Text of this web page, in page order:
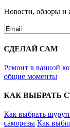
Новости, обзоры и
СДЕЛАЙ САМ
Ремонт в ванной
общие моменты
КАК ВЫБРАТЬ
Как выбрать
саморезы Как